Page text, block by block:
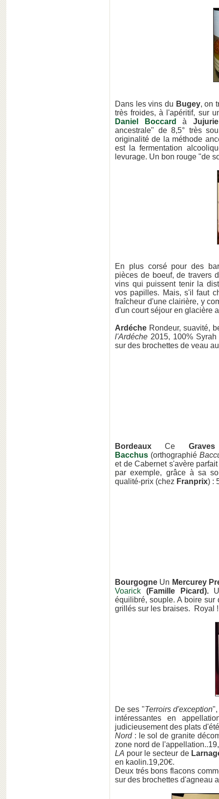
Dans les vins du Bugey, on
très froides, à l'apéritif, sur
Daniel Boccard
à
ancestrale" de 8,5° très
originalité de la méthode
est la fermentation
levurage. Un bon rouge "de
En plus corsé pour des
pièces de boeuf, de travers
vins qui puissent tenir la
vos papilles. Mais, s'il faut
fraîcheur d'une clairière, y
d'un court séjour en glacière
Ardéche Rondeur, suavité,
l'Ardéche 2015, 100%
sur des brochettes de veau
BordeauxCe
Bacchus (orthographié
et de Cabernet s'avère
par exemple, grâce à sa
qualité-prix (chez Franprix) :
Bourgogne Un Mercurey
Voarick (Famille Picard).
équilibré, souple. A boire
grillés sur les braises. Royal
De ses "Terroirs d'exception
intéressantes en
judicieusement des plats
Nord: le sol de granite
zone nord de
LA pour le secteur de
en kaolin.19,20€.
Deux trés bons flacons
sur des brochettes d'agneau